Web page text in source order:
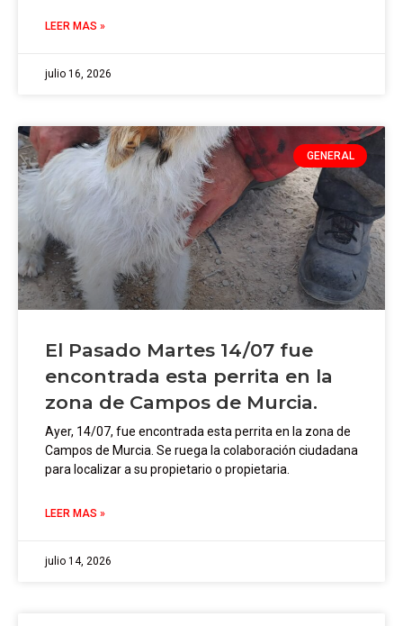
LEER MAS »
julio 16, 2026
GENERAL
El Pasado Martes 14/07 fue
encontrada esta perrita en la
zona de Campos de Murcia.
Ayer, 14/07, fue encontrada esta perrita en la zona de
Campos de Murcia. Se ruega la colaboración ciudadana
para localizar a su propietario o propietaria.
LEER MAS »
julio 14, 2026